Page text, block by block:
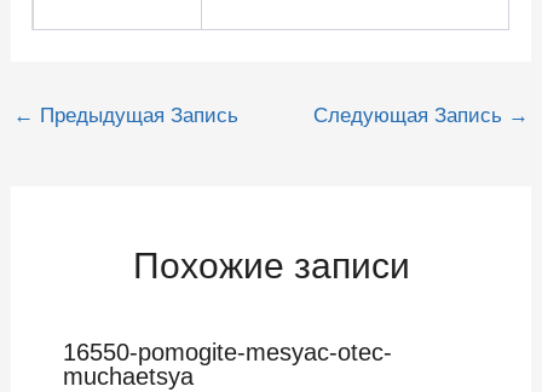
Навигация
← Предыдущая Запись Следующая Запись →
Похожие записи
16550-pomogite-mesyac-otec-
muchaetsya